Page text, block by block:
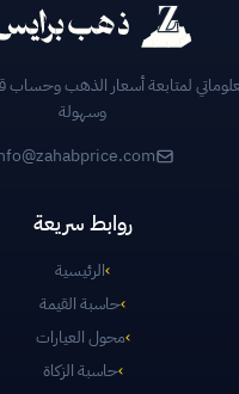
لمتابعة أسعار الذهب وحساب
وسهولة
روابط سريعة
›الرئيسية
›حاسبة القيمة
›محول العيارات
›حاسبة الزكاة